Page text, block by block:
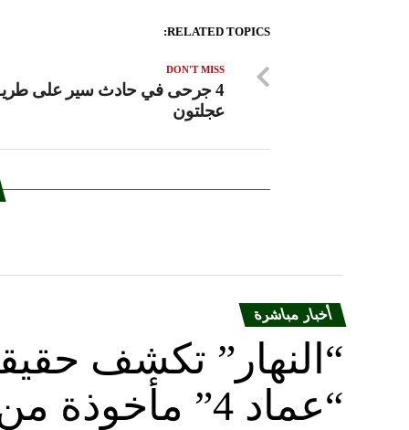
RELATED TOPICS:
DON'T MISS
4 جرحى في حادث سير على
عجلتون
أخبار مباشرة
“النهار” تكشف
“عماد 4” مأخوذة من أوكرانيا….